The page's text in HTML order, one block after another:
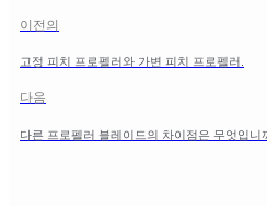
이전의
고정 피치 프로펠러와 가변 피치 프로펠러.
다음
다른 프로펠러 블레이드의 차이점은 무엇입니